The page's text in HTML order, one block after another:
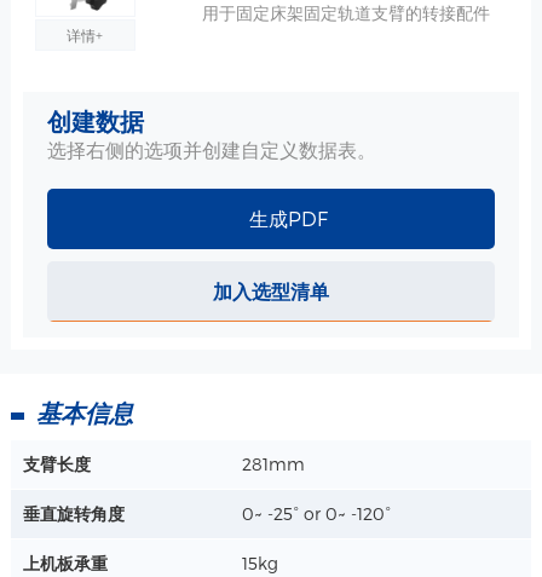
详情+
用于固定床架固定轨道支臂的转接配件
用于收纳电缆线，配合支架、推车使用
电缆线收纳金属勾 规格
用于收纳电缆线，配合支架、推车使用
创建数据
选择右侧的选项并创建自定义数据表。
生成PDF
加入选型清单
基本信息
支臂长度 281mm
垂直旋转角度 0~ -25° or 0~ -120°
上机板承重 15kg